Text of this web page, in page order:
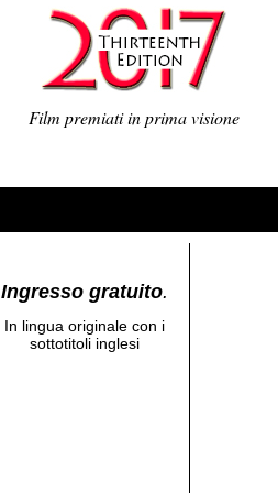
Film premiati in prima visione
Ingresso gratuito.
In lingua originale con i
sottotitoli inglesi